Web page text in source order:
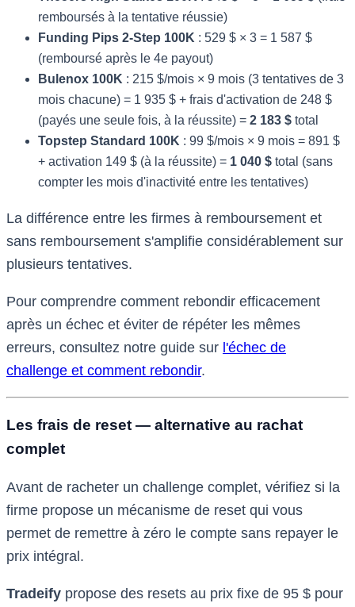
remboursés à la tentative réussie)
Funding Pips 2-Step 100K : 529 $ × 3 = 1 587 $
(remboursé après le 4e payout)
Bulenox 100K : 215 $/mois × 9 mois (3 tentatives de 3
mois chacune) = 1 935 $ + frais d'activation de 248 $
(payés une seule fois, à la réussite) = 2 183 $ total
Topstep Standard 100K : 99 $/mois × 9 mois = 891 $
+ activation 149 $ (à la réussite) = 1 040 $ total (sans
compter les mois d'inactivité entre les tentatives)
La différence entre les firmes à remboursement et
sans remboursement s'amplifie considérablement sur
plusieurs tentatives.
Pour comprendre comment rebondir efficacement
après un échec et éviter de répéter les mêmes
erreurs, consultez notre guide sur l'échec de
challenge et comment rebondir.
Les frais de reset — alternative au rachat
complet
Avant de racheter un challenge complet, vérifiez si la
firme propose un mécanisme de reset qui vous
permet de remettre à zéro le compte sans repayer le
prix intégral.
Tradeify propose des resets au prix fixe de 95 $ pour